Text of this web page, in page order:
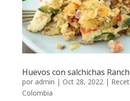
Huevos con salchichas
por admin | Oct 28, 2022 |
Colombia